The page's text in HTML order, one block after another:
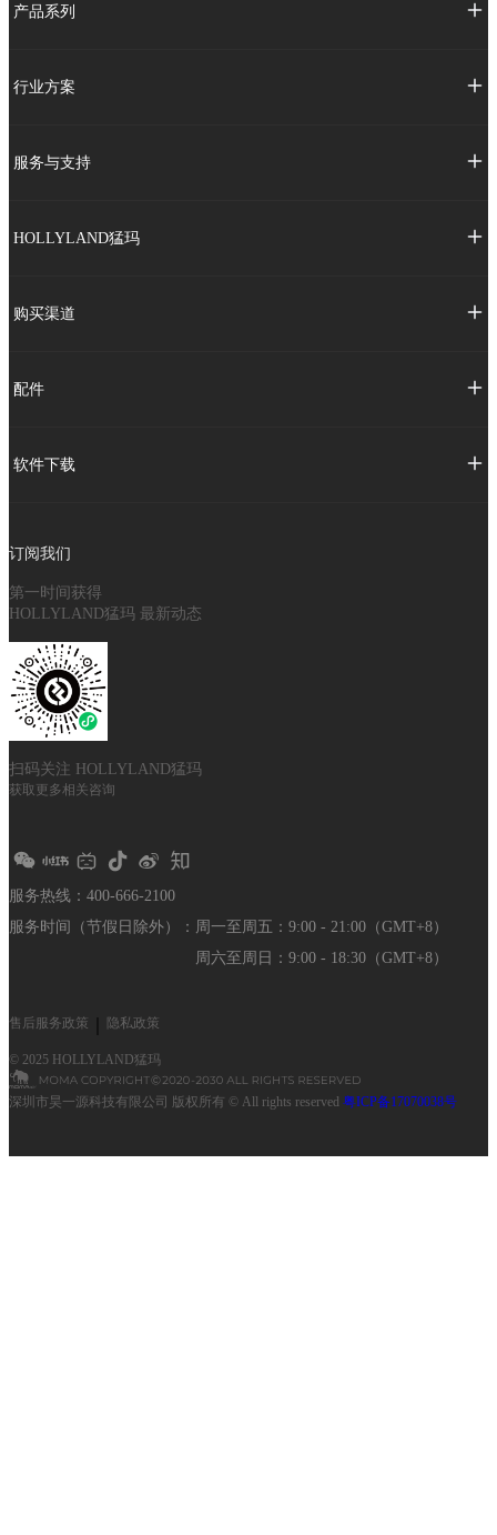
产品系列
行业方案
服务与支持
HOLLYLAND猛玛
购买渠道
配件
软件下载
订阅我们
第一时间获得
HOLLYLAND猛玛 最新动态
扫码关注 HOLLYLAND猛玛
获取更多相关咨询
服务热线：400-666-2100
服务时间（节假日除外）： 周一至周五：9:00 - 21:00（GMT+8）
周六至周日：9:00 - 18:30（GMT+8）
售后服务政策 隐私政策
© 2025 HOLLYLAND猛玛
深圳市昊一源科技有限公司 版权所有 © All rights reserved 粤ICP备17070038号